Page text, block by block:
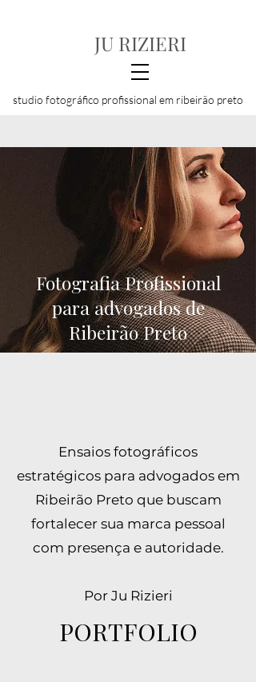
JU RIZIERI
studio fotográfico profissional em ribeirão preto
Fotografia Profissional
para advogados de
Ribeirão Preto
Ensaios fotográficos
estratégicos para advogados em
Ribeirão Preto que buscam
fortalecer sua marca pessoal
com presença e autoridade.
Por Ju Rizieri
PORTFOLIO